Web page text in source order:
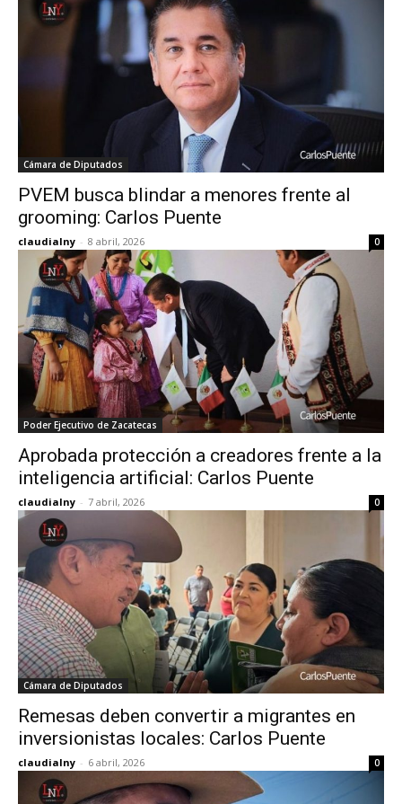
Cámara de Diputados
PVEM busca blindar a menores frente al
grooming: Carlos Puente
claudialny - 8 abril, 2026 0
Poder Ejecutivo de Zacatecas
Aprobada protección a creadores frente a la
inteligencia artificial: Carlos Puente
claudialny - 7 abril, 2026 0
Cámara de Diputados
Remesas deben convertir a migrantes en
inversionistas locales: Carlos Puente
claudialny - 6 abril, 2026 0